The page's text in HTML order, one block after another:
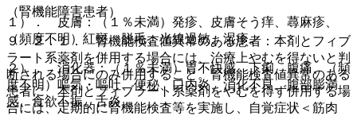
（腎機能障害患者）
９．２．１． 腎機能検査値異常のある患者：本剤とフィブ
ラート系薬剤を併用する場合には、治療上やむを得ないと判
断される場合にのみ併用すること。腎機能検査値異常のある
患者に、本剤とフィブラート系薬剤をやむを得ず併用する場
合には、定期的に腎機能検査等を実施し、自覚症状＜筋肉
１）． 皮膚：（１％未満）発疹、皮膚そう痒、蕁麻疹、
（頻度不明）紅斑、脱毛、光線過敏、湿疹。
２）． 消化器：（１％未満）胃不快感、下痢、腹痛、（頻
度不明）嘔気・嘔吐、便秘、口内炎、消化不良、腹部膨満
感、食欲不振、舌炎。